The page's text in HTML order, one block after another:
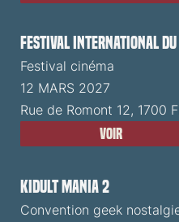
Festival International
Festival cinéma
12 MARS 2027
Rue de Romont 12, 1700
Voir
Kidult Mania 2
Convention geek